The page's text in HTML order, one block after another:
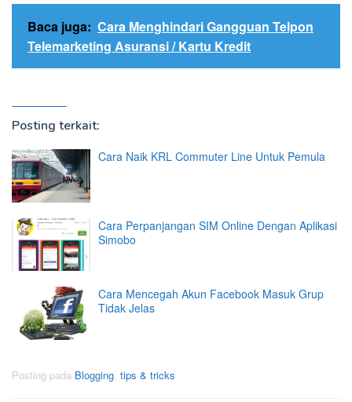
Baca juga: Cara Menghindari Gangguan Telpon
Telemarketing Asuransi / Kartu Kredit
Posting terkait:
Cara Naik KRL Commuter Line Untuk Pemula
Cara Perpanjangan SIM Online Dengan Aplikasi
Simobo
Cara Mencegah Akun Facebook Masuk Grup
Tidak Jelas
Posting pada Blogging tips & tricks